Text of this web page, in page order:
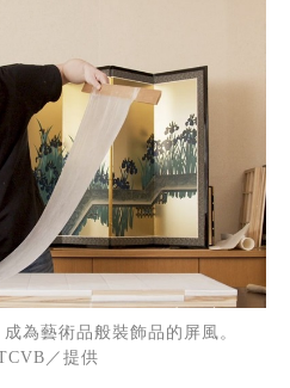
為藝術品般裝飾品的屏風。
／提供